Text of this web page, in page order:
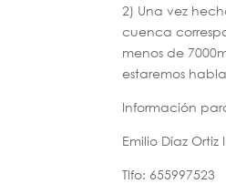
2) Una vez
cuenca
menos de
estaremos
Información
Emilio Díaz
Tlfo: 655997523